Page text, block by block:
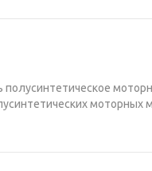
моторных